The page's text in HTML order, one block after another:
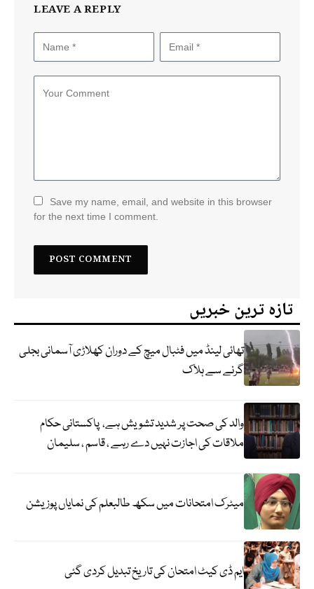
LEAVE A REPLY
Save my name, email, and website in this browser
for the next time I comment.
تازہ ترین خبریں
تھائی لینڈ میں فٹبال میچ کے دوران کھلاڑی آسمانی بجلی
گرنے سے ہلاک
والد کی صحت پر شدید تشویش ہے، پاکستانی حکام
ملاقات کی اجازت نہیں دے رہے ، قاسم ، سلیمان
میٹرک امتحانات میں سکھ طالبعلم کی نمایاں پوزیشن
ایم ڈی کیٹ امتحان کی تاریخ تبدیل کردی گئی